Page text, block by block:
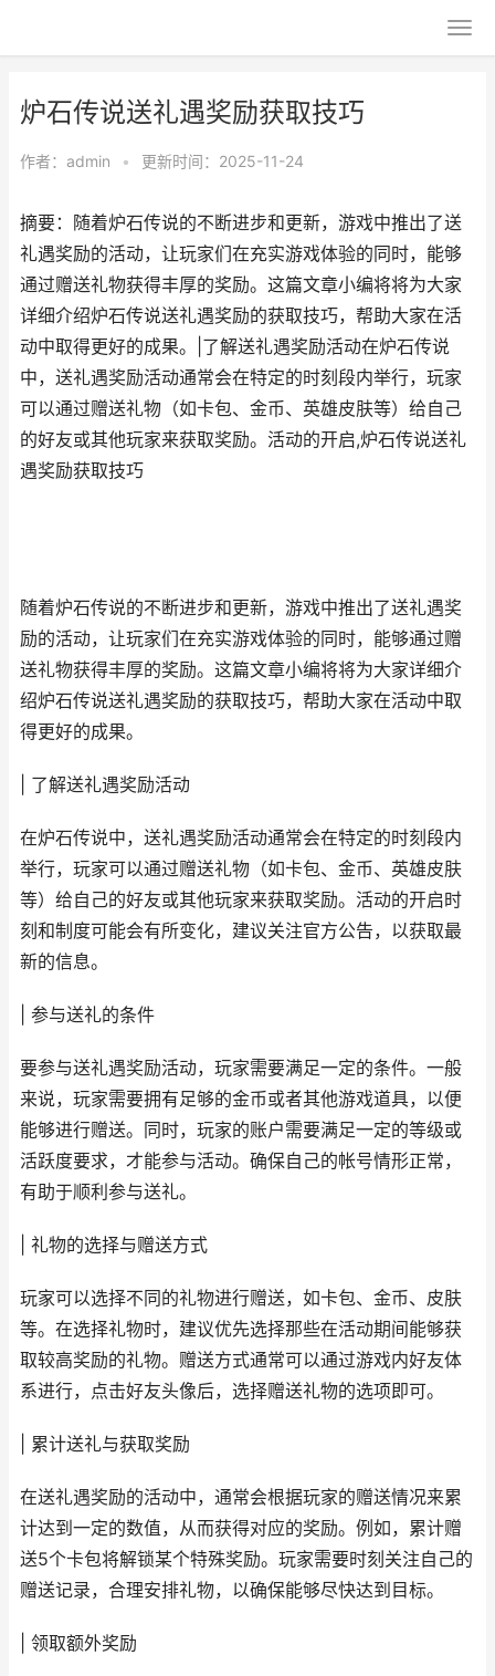
炉石传说送礼遇奖励获取技巧
作者： admin • 更新时间：2025-11-24
摘要：随着炉石传说的不断进步和更新，游戏中推出了送
礼遇奖励的活动，让玩家们在充实游戏体验的同时，能够
通过赠送礼物获得丰厚的奖励。这篇文章小编将将为大家
详细介绍炉石传说送礼遇奖励的获取技巧，帮助大家在活
动中取得更好的成果。|了解送礼遇奖励活动在炉石传说
中，送礼遇奖励活动通常会在特定的时刻段内举行，玩家
可以通过赠送礼物（如卡包、金币、英雄皮肤等）给自己
的好友或其他玩家来获取奖励。活动的开启,炉石传说送礼
遇奖励获取技巧
随着炉石传说的不断进步和更新，游戏中推出了送礼遇奖
励的活动，让玩家们在充实游戏体验的同时，能够通过赠
送礼物获得丰厚的奖励。这篇文章小编将将为大家详细介
绍炉石传说送礼遇奖励的获取技巧，帮助大家在活动中取
得更好的成果。
| 了解送礼遇奖励活动
在炉石传说中，送礼遇奖励活动通常会在特定的时刻段内
举行，玩家可以通过赠送礼物（如卡包、金币、英雄皮肤
等）给自己的好友或其他玩家来获取奖励。活动的开启时
刻和制度可能会有所变化，建议关注官方公告，以获取最
新的信息。
| 参与送礼的条件
要参与送礼遇奖励活动，玩家需要满足一定的条件。一般
来说，玩家需要拥有足够的金币或者其他游戏道具，以便
能够进行赠送。同时，玩家的账户需要满足一定的等级或
活跃度要求，才能参与活动。确保自己的帐号情形正常，
有助于顺利参与送礼。
| 礼物的选择与赠送方式
玩家可以选择不同的礼物进行赠送，如卡包、金币、皮肤
等。在选择礼物时，建议优先选择那些在活动期间能够获
取较高奖励的礼物。赠送方式通常可以通过游戏内好友体
系进行，点击好友头像后，选择赠送礼物的选项即可。
| 累计送礼与获取奖励
在送礼遇奖励的活动中，通常会根据玩家的赠送情况来累
计达到一定的数值，从而获得对应的奖励。例如，累计赠
送5个卡包将解锁某个特殊奖励。玩家需要时刻关注自己的
赠送记录，合理安排礼物，以确保能够尽快达到目标。
| 领取额外奖励